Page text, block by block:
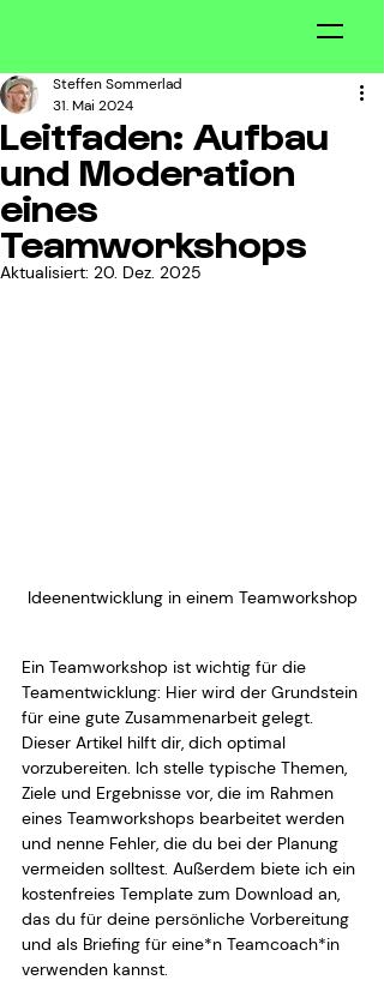
Leitfaden: Aufbau
und Moderation
eines
Teamworkshops
Steffen Sommerlad
31. Mai 2024
Aktualisiert: 20. Dez. 2025
Ideenentwicklung in einem Teamworkshop
Ein Teamworkshop ist wichtig für die
Teamentwicklung: Hier wird der Grundstein
für eine gute Zusammenarbeit gelegt.
Dieser Artikel hilft dir, dich optimal
vorzubereiten. Ich stelle typische Themen,
Ziele und Ergebnisse vor, die im Rahmen
eines Teamworkshops bearbeitet werden
und nenne Fehler, die du bei der Planung
vermeiden solltest. Außerdem biete ich ein
kostenfreies Template zum Download an,
das du für deine persönliche Vorbereitung
und als Briefing für eine*n Teamcoach*in
verwenden kannst.